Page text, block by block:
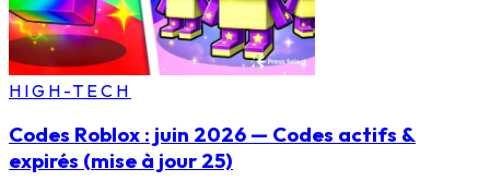
HIGH-TECH
Codes Roblox : juin 2026 — Codes actifs &
expirés (mise à jour 25)